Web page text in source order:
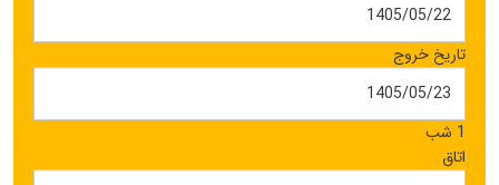
تاریخ خروج
1 شب
اتاق